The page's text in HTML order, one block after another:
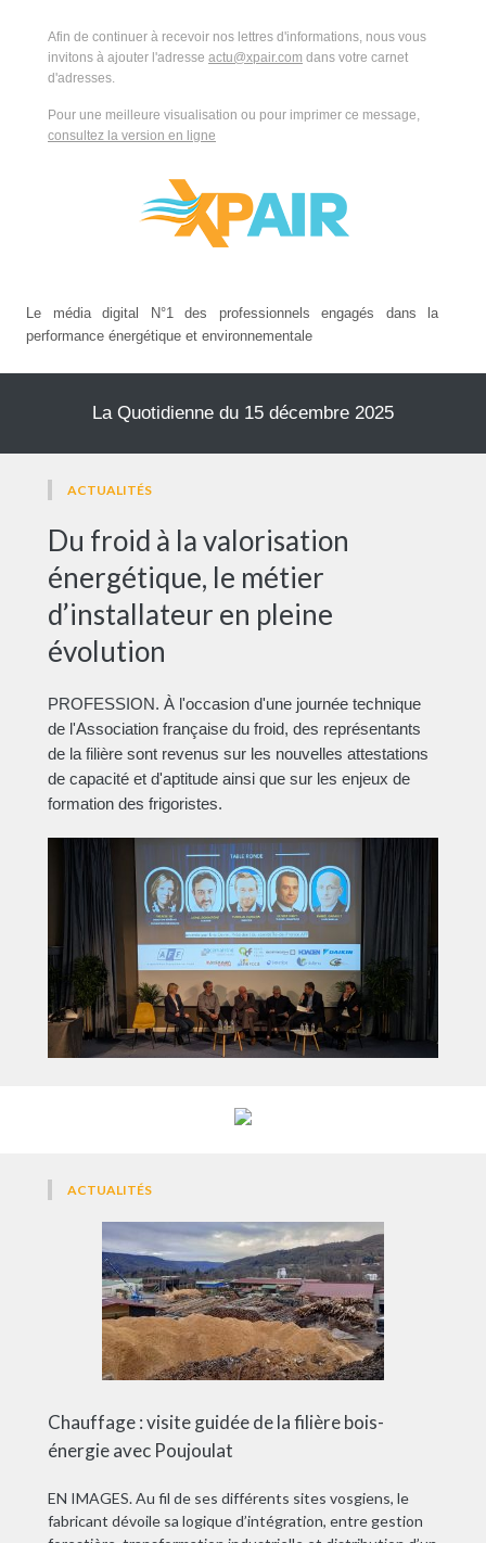
Afin de continuer à recevoir nos lettres d'informations, nous vous
invitons à ajouter l'adresse actu@xpair.com dans votre carnet
d'adresses.
Pour une meilleure visualisation ou pour imprimer ce message,
consultez la version en ligne
Le média digital N°1 des professionnels engagés dans la
performance énergétique et environnementale
La Quotidienne du 15 décembre 2025
ACTUALITÉS
Du froid à la valorisation
énergétique, le métier
d’installateur en pleine
évolution
PROFESSION. À l'occasion d'une journée technique
de l'Association française du froid, des représentants
de la filière sont revenus sur les nouvelles attestations
de capacité et d'aptitude ainsi que sur les enjeux de
formation des frigoristes.
ACTUALITÉS
Chauffage : visite guidée de la filière bois-
énergie avec Poujoulat
EN IMAGES. Au fil de ses différents sites vosgiens, le
fabricant dévoile sa logique d’intégration, entre gestion